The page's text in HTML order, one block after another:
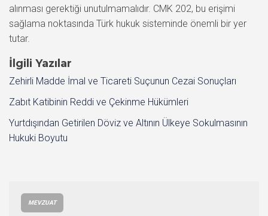
alınması gerektiği unutulmamalıdır. CMK 202, bu erişimi
sağlama noktasında Türk hukuk sisteminde önemli bir yer
tutar.
İlgili Yazılar
Zehirli Madde İmal ve Ticareti Suçunun Cezai Sonuçları
Zabıt Katibinin Reddi ve Çekinme Hükümleri
Yurtdışından Getirilen Döviz ve Altının Ülkeye Sokulmasının
Hukuki Boyutu
MEVZUAT